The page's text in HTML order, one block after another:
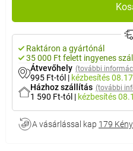
Raktáron a gyártónál
35 000 Ft felett ingyenes
Átvevőhely (további
995 Ft-tól | kézbesítés
Házhoz szállítás (további
1 590 Ft-tól | kézbesítés
A vásárlással kap 179